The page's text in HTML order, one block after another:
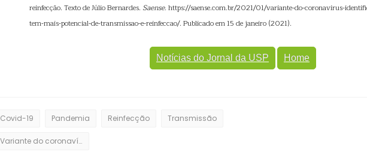
reinfecção. Texto de Júlio Bernardes. Saense. https://saense.com.br/2021/01/variante-do-coronavirus-
tem-mais-potencial-de-transmissao-e-reinfeccao/. Publicado em 15 de janeiro (2021).
Notícias do Jornal da USP Home
Covid-19 Pandemia Reinfecção Transmissão
Variante do coronavírus